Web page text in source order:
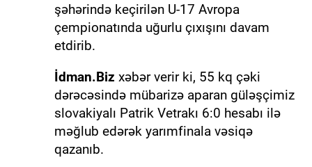
şəhərində keçirilən U-17 Avropa
çempionatında uğurlu çıxışını davam
etdirib.
İdman.Biz xəbər verir ki, 55 kq çəki
dərəcəsində mübarizə aparan güləşçimiz
slovakiyalı Patrik Vetrakı 6:0 hesabı ilə
məğlub edərək yarımfinala vəsiqə
qazanıb.